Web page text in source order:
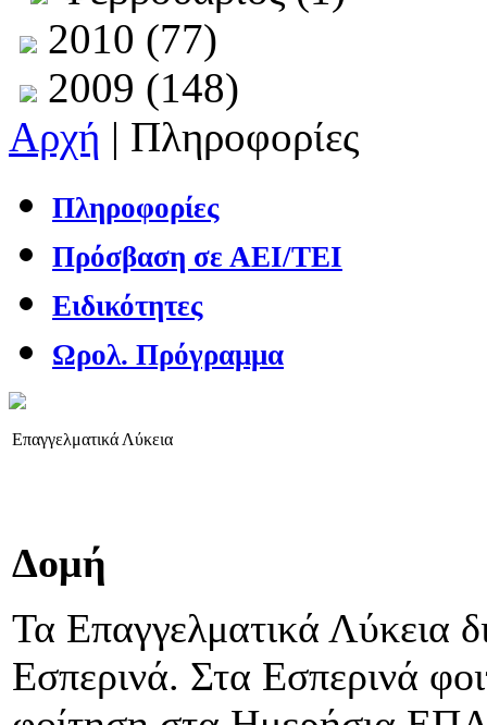
2010 (77)
2009 (148)
Αρχή | Πληροφορίες
Πληροφορίες
Πρόσβαση σε ΑΕΙ/ΤΕΙ
Ειδικότητες
Ωρολ. Πρόγραμμα
Επαγγελματικά Λύκεια
Δομή
Τα Επαγγελματικά Λύκεια
Εσπερινά. Στα Εσπερινά